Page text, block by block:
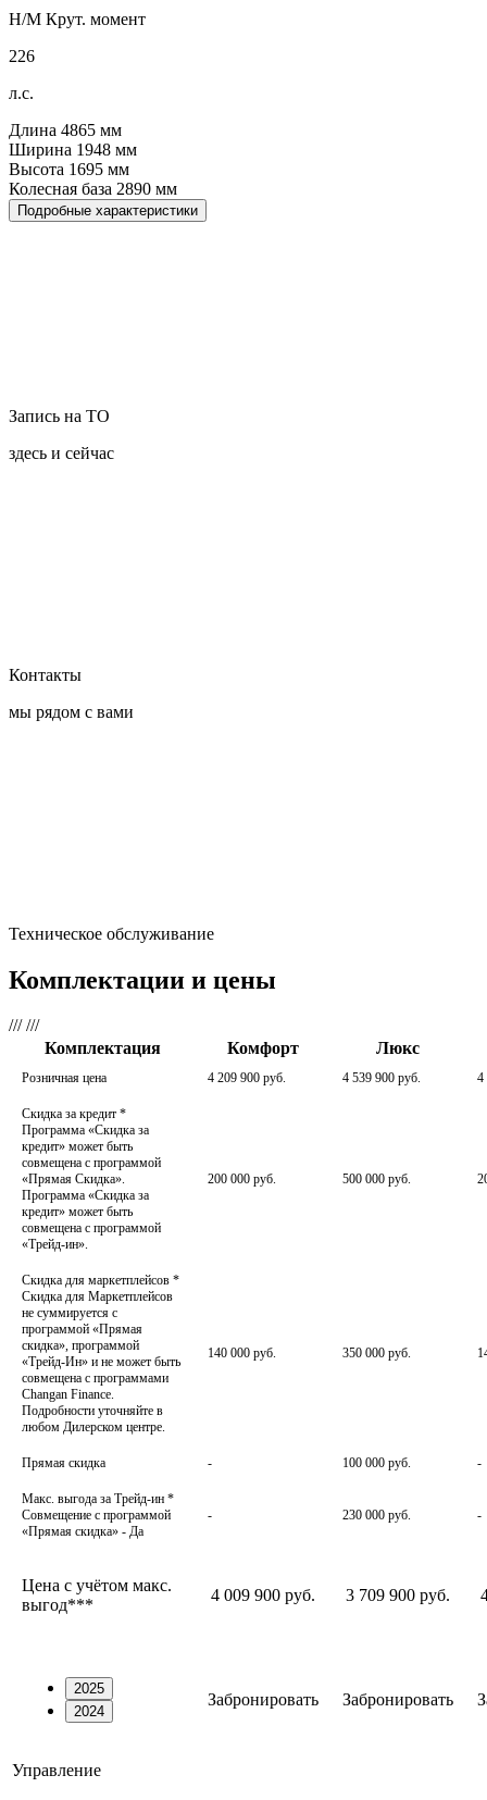
Н/М Крут. момент
226
л.с.
Длина 4865 мм
Ширина 1948 мм
Высота 1695 мм
Колесная база 2890 мм
Подробные характеристики
Запись на ТО
здесь и сейчас
Контакты
мы рядом с вами
Техническое обслуживание
Комплектации и цены
/// ///
Комплектация
Комфорт Люкс
Розничная цена 4 209 900 руб. 4 539 900 руб. 4
Скидка за кредит *
Программа «Скидка за
кредит» может быть
совмещена с программой
«Прямая Скидка».
Программа «Скидка за
кредит» может быть
совмещена с программой
«Трейд-ин».
200 000 руб. 500 000 руб.
Скидка для маркетплейсов *
Скидка для Маркетплейсов
не суммируется с
программой «Прямая
скидка», программой
«Трейд-Ин» и не может быть
совмещена с программами
Changan Finance.
Подробности уточняйте в
любом Дилерском центре.
140 000 руб. 350 000 руб.
Прямая скидка - 100 000 руб. -
Макс. выгода за Трейд-ин *
Совмещение с программой
«Прямая скидка» - Да
- 230 000 руб. -
Цена с учётом макс.
выгод***
4 009 900 руб. 3 709 900 руб.
2025
2024
Забронировать Забронировать
Управление